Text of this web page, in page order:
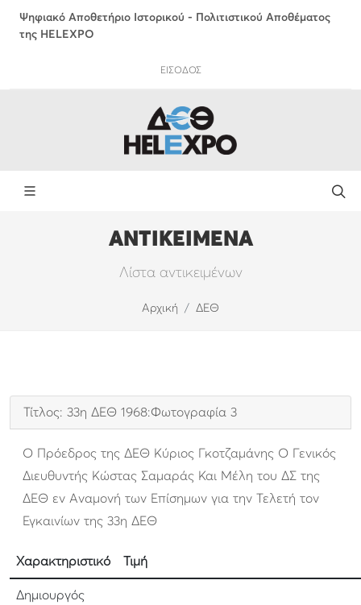
Ψηφιακό Αποθετήριο Ιστορικού - Πολιτιστικού Αποθέματος
της HELEXPO
ΕΙΣΟΔΟΣ
ΑΝΤΙΚΕΙΜΕΝΑ
Λίστα αντικειμένων
Αρχική ΔΕΘ
Τίτλος: 33η ΔΕΘ 1968:Φωτογραφία 3
Ο Πρόεδρος της ΔΕΘ Κύριος Γκοτζαμάνης Ο Γενικός
Διευθυντής Κώστας Σαμαράς Και Μέλη του ΔΣ της
ΔΕΘ εν Αναμονή των Επίσημων για την Τελετή τον
Εγκαινίων της 33η ΔΕΘ
Χαρακτηριστικό Τιμή
Δημιουργός